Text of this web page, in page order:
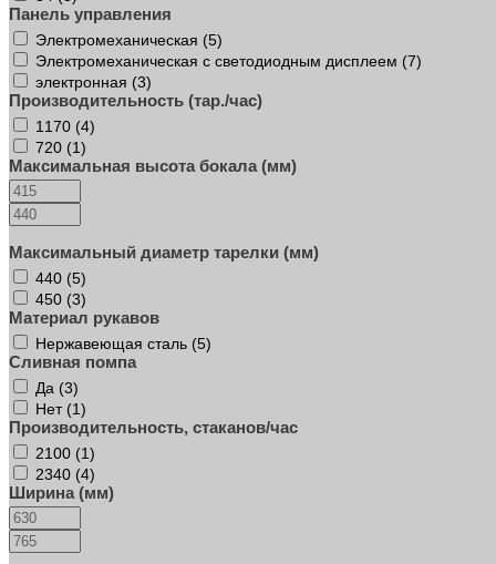
Панель управления
Электромеханическая (5)
Электромеханическая с светодиодным дисплеем (7)
электронная (3)
Производительность (тар./час)
1170 (4)
720 (1)
Максимальная высота бокала (мм)
Максимальный диаметр тарелки (мм)
440 (5)
450 (3)
Материал рукавов
Нержавеющая сталь (5)
Сливная помпа
Да (3)
Нет (1)
Производительность, стаканов/час
2100 (1)
2340 (4)
Ширина (мм)